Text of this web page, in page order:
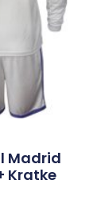
Madrid
Kratke